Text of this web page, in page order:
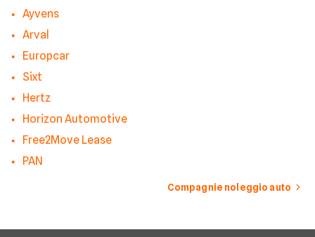
Ayvens
Arval
Europcar
Sixt
Hertz
Horizon Automotive
Free2Move Lease
PAN
Compagnie noleggio auto